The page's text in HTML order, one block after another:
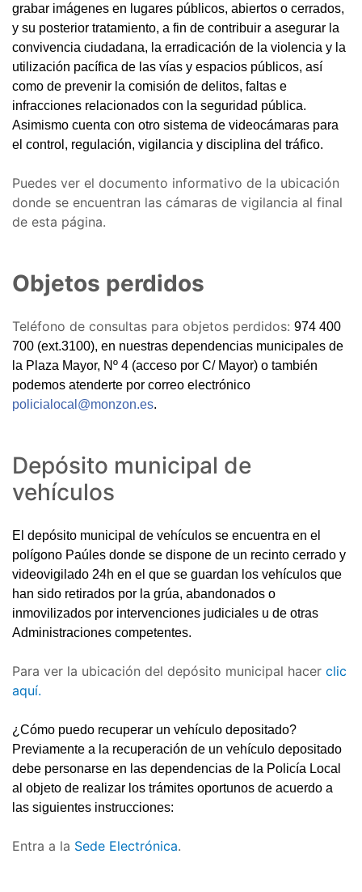
grabar imágenes en lugares públicos, abiertos o cerrados,
y su posterior tratamiento, a fin de contribuir a asegurar la
convivencia ciudadana, la erradicación de la violencia y la
utilización pacífica de las vías y espacios públicos, así
como de prevenir la comisión de delitos, faltas e
infracciones relacionados con la seguridad pública.
Asimismo cuenta con otro sistema de videocámaras para
el control, regulación, vigilancia y disciplina del tráfico.
Puedes ver el documento informativo de la ubicación
donde se encuentran las cámaras de vigilancia al final
de esta página.
Objetos perdidos
Teléfono de consultas para objetos perdidos: 974 400
700 (ext.3100), en nuestras dependencias municipales de
la Plaza Mayor, Nº 4 (acceso por C/ Mayor) o también
podemos atenderte por correo electrónico
policialocal@monzon.es.
Depósito municipal de
vehículos
El depósito municipal de vehículos se encuentra en el
polígono Paúles donde se dispone de un recinto cerrado y
videovigilado 24h en el que se guardan los vehículos que
han sido retirados por la grúa, abandonados o
inmovilizados por intervenciones judiciales u de otras
Administraciones competentes.
Para ver la ubicación del depósito municipal hacer clic
aquí.
¿Cómo puedo recuperar un vehículo depositado?
Previamente a la recuperación de un vehículo depositado
debe personarse en las dependencias de la Policía Local
al objeto de realizar los trámites oportunos de acuerdo a
las siguientes instrucciones:
Entra a la Sede Electrónica.